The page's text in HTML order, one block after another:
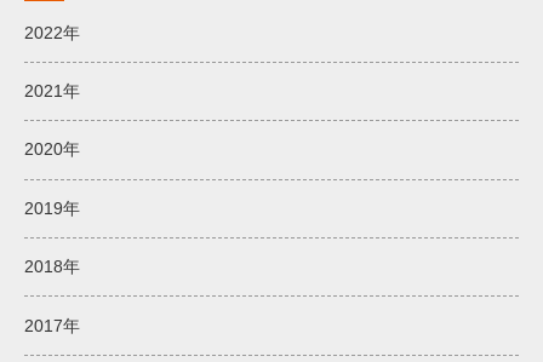
2022年
2021年
2020年
2019年
2018年
2017年